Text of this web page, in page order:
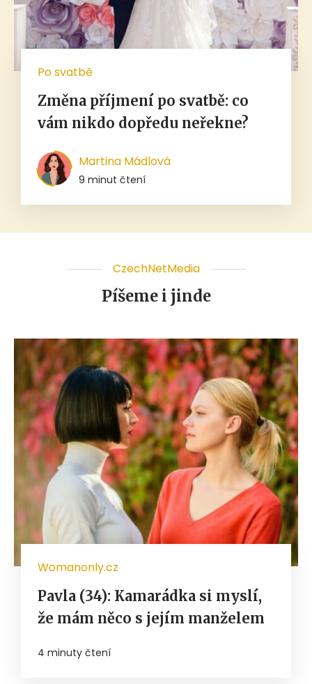
Po svatbě
Změna příjmení po svatbě: co
vám nikdo dopředu neřekne?
Martina Mádlová
9 minut čtení
CzechNetMedia
Píšeme i jinde
Womanonly.cz
Pavla (34): Kamarádka si myslí,
že mám něco s jejím manželem
4 minuty čtení